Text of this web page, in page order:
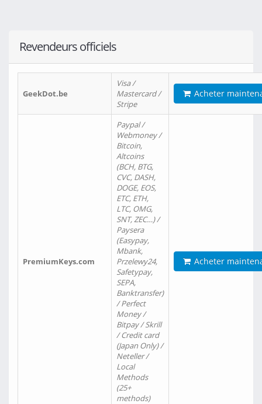
Revendeurs officiels
GeekDot.be
Visa /
Mastercard /
Stripe
Acheter
PremiumKeys.com
Paypal /
Webmoney /
Bitcoin,
Altcoins
(BCH, BTG,
CVC, DASH,
DOGE, EOS,
ETC, ETH,
LTC, OMG,
SNT, ZEC…) /
Paysera
(Easypay,
Mbank,
Przelewy24,
Safetypay,
SEPA,
Banktransfer)
/ Perfect
Money /
Bitpay / Skrill
/ Credit card
(Japan Only) /
Neteller /
Local
Methods
(25+
methods)
Acheter